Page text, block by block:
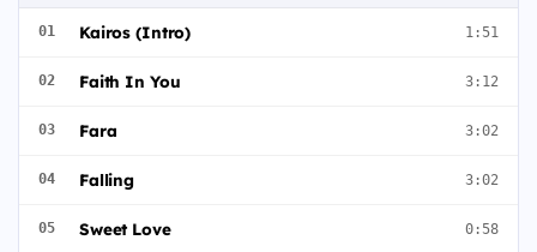
01 Kairos (Intro) 1:51
02 Faith In You 3:12
03 Fara 3:02
04 Falling 3:02
05 Sweet Love 0:58